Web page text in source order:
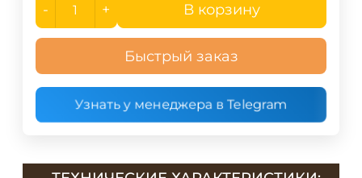
- + В корзину
Быстрый заказ
Узнать у менеджера в Telegram